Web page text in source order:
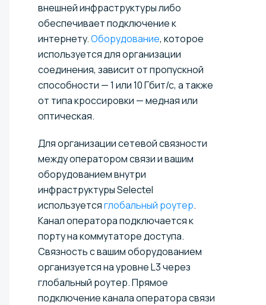
внешней инфраструктуры либо
обеспечивает подключение к
интернету.Оборудование, которое
используется для организации
соединения, зависит от пропускной
способности — 1 или 10 Гбит/с, а также
от типа кроссировки — медная или
оптическая.
Для организации сетевой связности
между оператором связи и вашим
оборудованием внутри
инфраструктуры Selectel
используетсяглобальный роутер.
Канал оператора подключается к
порту на коммутаторе доступа.
Связность с вашим оборудованием
организуется на уровне L3 через
глобальный роутер. Прямое
подключение канала оператора связи